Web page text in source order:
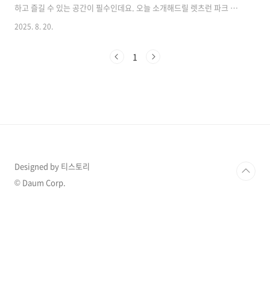
하고 즐길 수 있는 공간이 필수인데요. 오늘 소개해드릴 렛츠런 파크 제
주는 경마장이라는 기존의 이미지를 넘어, 제주마 보호와 육성을 위한 테
파크골프, 어린이 놀이시설, 자연 경관 감상까지 가능한 렛츠런 파크 제
2025. 8. 20.
1
Designed by 티스토리
© Daum Corp.